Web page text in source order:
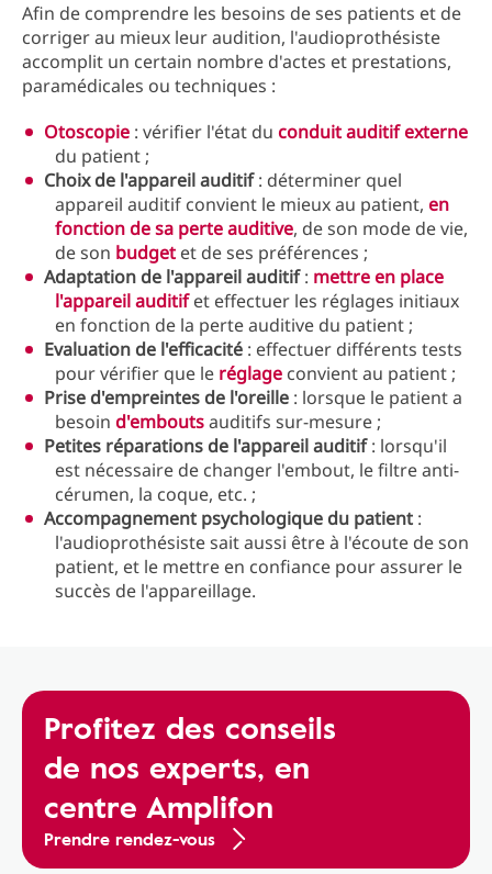
Afin de comprendre les besoins de ses patients et de
corriger au mieux leur audition, l'audioprothésiste
accomplit un certain nombre d'actes et prestations,
paramédicales ou techniques :
Otoscopie : vérifier l'état du conduit auditif externe
du patient ;
Choix de l'appareil auditif: déterminer quel
appareil auditif convient le mieux au patient, en
fonction de sa perte auditive, de son mode de vie,
de son budget et de ses préférences ;
Adaptation de l'appareil auditif: mettre en place
l'appareil auditifet effectuer les réglages initiaux
en fonction de la perte auditive du patient ;
Evaluation de l'efficacité : effectuer différents tests
pour vérifier que le réglage convient au patient ;
Prise d'empreintes de l'oreille : lorsque le patient a
besoin d'emboutsauditifs sur-mesure ;
Petites réparations de l'appareil auditif: lorsqu'il
est nécessaire de changer l'embout, le filtre anti-
cérumen, la coque, etc. ;
Accompagnement psychologique du patient :
l'audioprothésiste sait aussi être à l'écoute de son
patient, et le mettre en confiance pour assurer le
succès de l'appareillage.
Profitez des conseils
de nos experts, en
centre Amplifon
Prendre rendez-vous